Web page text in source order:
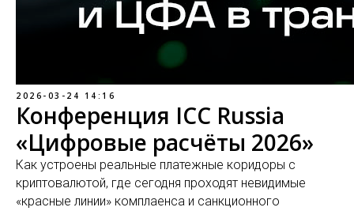
2026-03-24 14:16
Конференция ICC Russia
«Цифровые расчёты 2026»
Как устроены реальные платежные коридоры с
криптовалютой, где сегодня проходят невидимые
«красные линии» комплаенса и санкционного